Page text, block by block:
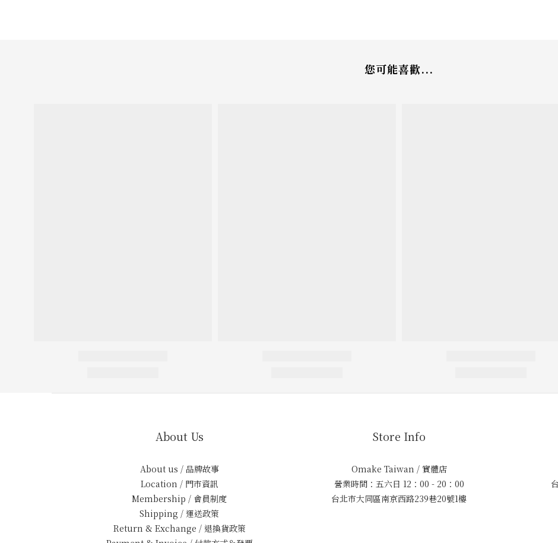
您可能喜歡...
About Us
About us / 品牌故事
Location / 門市資訊
Membership / 會員制度
Shipping / 運送政策
Return & Exchange / 退換貨政策
Store Info
Omake Taiwan / 實體店
營業時間：五六日 12：00 - 20：00
台北市大同區南京西路239巷20號1樓